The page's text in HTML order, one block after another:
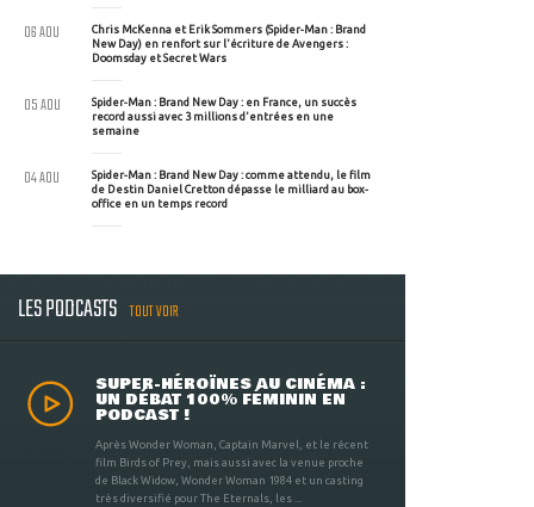
Chris McKenna et Erik Sommers (Spider-Man : Brand
New Day) en renfort sur l'écriture de Avengers :
Doomsday et Secret Wars
06 AOU
Spider-Man : Brand New Day : en France, un succès
record aussi avec 3 millions d'entrées en une
semaine
05 AOU
Spider-Man : Brand New Day : comme attendu, le film
de Destin Daniel Cretton dépasse le milliard au box-
office en un temps record
04 AOU
LES PODCASTS TOUT VOIR
SUPER-HÉROÏNES AU CINÉMA :
UN DÉBAT 100% FÉMININ EN
PODCAST !
Après Wonder Woman, Captain Marvel, et le récent
film Birds of Prey, mais aussi avec la venue proche
de Black Widow, Wonder Woman 1984 et un casting
très diversifié pour The Eternals, les ...